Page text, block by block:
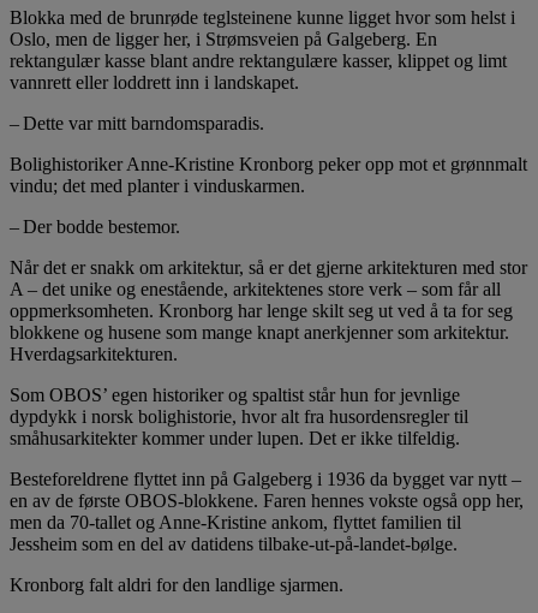
Blokka med de brunrøde teglsteinene kunne ligget hvor som helst i
Oslo, men de ligger her, i Strømsveien på Galgeberg. En
rektangulær kasse blant andre rektangulære kasser, klippet og limt
vannrett eller loddrett inn i landskapet.
– Dette var mitt barndomsparadis.
Bolighistoriker Anne-Kristine Kronborg peker opp mot et grønnmalt
vindu; det med planter i vinduskarmen.
– Der bodde bestemor.
Når det er snakk om arkitektur, så er det gjerne arkitekturen med stor
A – det unike og enestående, arkitektenes store verk – som får all
oppmerksomheten. Kronborg har lenge skilt seg ut ved å ta for seg
blokkene og husene som mange knapt anerkjenner som arkitektur.
Hverdagsarkitekturen.
Som OBOS’ egen historiker og spaltist står hun for jevnlige
dypdykk i norsk bolighistorie, hvor alt fra husordensregler til
småhusarkitekter kommer under lupen. Det er ikke tilfeldig.
Besteforeldrene flyttet inn på Galgeberg i 1936 da bygget var nytt –
en av de første OBOS-blokkene. Faren hennes vokste også opp her,
men da 70-tallet og Anne-Kristine ankom, flyttet familien til
Jessheim som en del av datidens tilbake-ut-på-landet-bølge.
Kronborg falt aldri for den landlige sjarmen.